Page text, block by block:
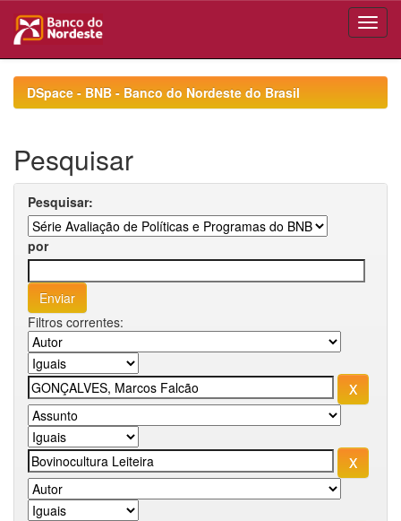
navigationDSpace - BNB - Banco do Nordeste do Brasil
Pesquisar
Pesquisar:
por
Filtros correntes: